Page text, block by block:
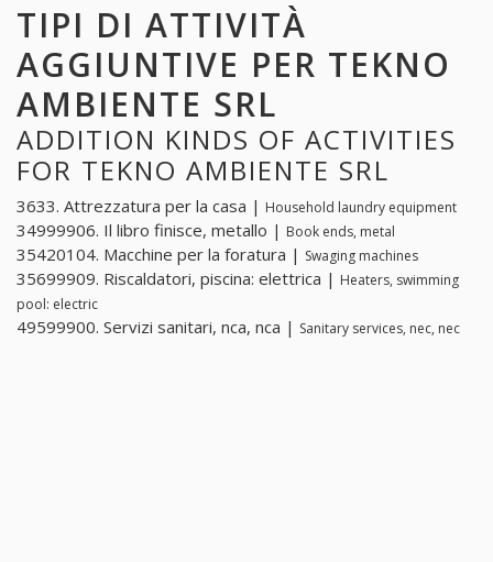
TIPI DI ATTIVITÀ
AGGIUNTIVE PER TEKNO
AMBIENTE SRL
ADDITION KINDS OF ACTIVITIES
FOR TEKNO AMBIENTE SRL
3633. Attrezzatura per la casa | Household laundry equipment
34999906. Il libro finisce, metallo | Book ends, metal
35420104. Macchine per la foratura | Swaging machines
35699909. Riscaldatori, piscina: elettrica | Heaters, swimming
pool: electric
49599900. Servizi sanitari, nca, nca | Sanitary services, nec, nec